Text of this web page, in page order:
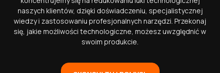
naszych klientów, dzięki doświadczeniu, specjalistycznej
wiedzy i zastosowaniu profesjonalnych narzędzi. Przekonaj
się, jakie możliwości technologiczne, możesz uwzględnić w
swoim produkcie.